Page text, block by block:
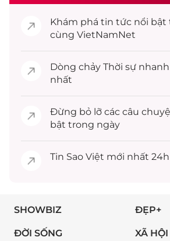
Khám phá tin tức nổi bật
cùng VietNamNet
Dòng chảy Thời sự
nhất
Đừng bỏ lỡ các câu
bật trong ngày
Tin Sao Việt mới nhất 24h
SHOWBIZ ĐẸP+
ĐỜI SỐNG XÃ HỘI